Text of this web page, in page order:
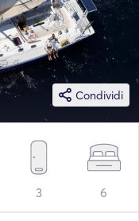
Condividi
3 6